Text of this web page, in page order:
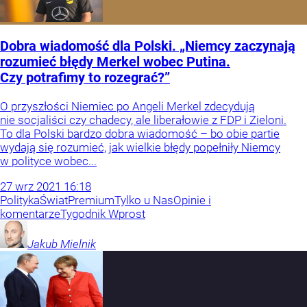
Dobra wiadomość dla Polski. „Niemcy zaczynają
rozumieć błędy Merkel wobec Putina.
Czy potrafimy to rozegrać?”
O przyszłości Niemiec po Angeli Merkel zdecydują
nie socjaliści czy chadecy, ale liberałowie z FDP i Zieloni.
To dla Polski bardzo dobra wiadomość – bo obie partie
wydają się rozumieć, jak wielkie błędy popełniły Niemcy
w polityce wobec...
27 wrz 2021 16:18
PolitykaŚwiatPremiumTylko u NasOpinie i
komentarzeTygodnik Wprost
Jakub Mielnik